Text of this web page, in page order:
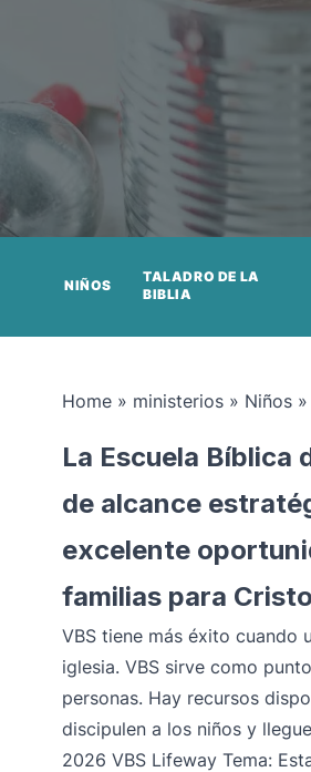
NIÑOS
TALADRO DE LA
BIBLIA
Home » ministerios » Niños »
La Escuela Bíblica
de alcance
excelente
familias para
VBS tiene más éxito cuando
iglesia. VBS sirve como
personas. Hay recursos
discipulen a los niños y
2026 VBS Lifeway Tema: